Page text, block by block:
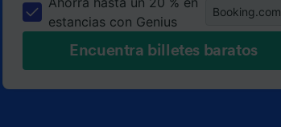
estancias con Genius
Booking.com
Encuentra billetes baratos